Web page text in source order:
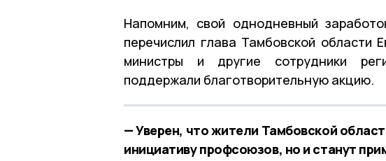
Напомним, свой однодневный
перечислил глава Тамбовской области
министры и другие сотрудники
поддержали благотворительную акцию.
— Уверен, что жители Тамбовской
инициативу профсоюзов, но и станут